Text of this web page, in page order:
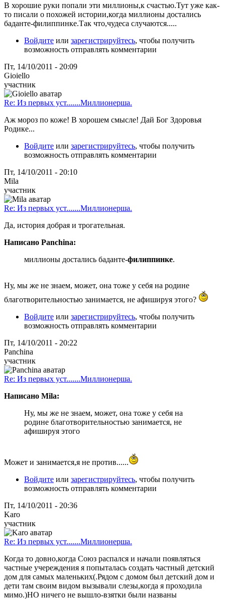
В хорошие руки попали эти миллионы,к счастью.Тут уже как-
то писали о похожей истории,когда миллионы достались
баданте-филиппинке.Так что,чудеса случаются.....
Войдите или зарегистрируйтесь, чтобы получить
возможность отправлять комментарии
Пт, 14/10/2011 - 20:09
Gioiello
участник
Re: Из первых уст.......Миллионерша.
Аж мороз по коже! В хорошем смысле! Дай Бог Здоровья
Родике...
Войдите или зарегистрируйтесь, чтобы получить
возможность отправлять комментарии
Пт, 14/10/2011 - 20:10
Mila
участник
Re: Из первых уст.......Миллионерша.
Да, история добрая и трогательная.
Написано Panchina:
миллионы достались баданте-филиппинке.
Ну, мы же не знаем, может, она тоже у себя на родине
благотворительностью занимается, не афишируя этого?
Войдите или зарегистрируйтесь, чтобы получить
возможность отправлять комментарии
Пт, 14/10/2011 - 20:22
Panchina
участник
Re: Из первых уст.......Миллионерша.
Написано Mila:
Ну, мы же не знаем, может, она тоже у себя на
родине благотворительностью занимается, не
афишируя этого
Может и занимается,я не против......
Войдите или зарегистрируйтесь, чтобы получить
возможность отправлять комментарии
Пт, 14/10/2011 - 20:36
Karo
участник
Re: Из первых уст.......Миллионерша.
Когда то довно,когда Союз распался и начали появляться
частные учереждения я попыталась создать частный детский
дом для самых маленьких(.Рядом с домом был детский дом и
дети там своим видом вызывали слезы,когда я проходила
мимо.)НО ничего не вышло-взятки были названы